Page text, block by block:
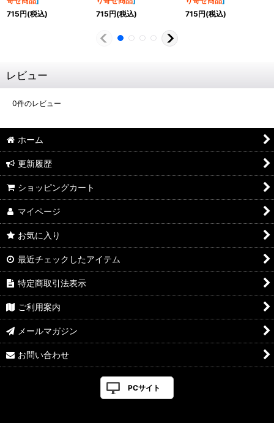
715円(税込)
715円(税込)
715円(税込)
レビュー
0件のレビュー
ホーム
更新履歴
ショッピングカート
マイページ
お気に入り
最近チェックしたアイテム
特定商取引法表示
ご利用案内
メールマガジン
お問い合わせ
PCサイト